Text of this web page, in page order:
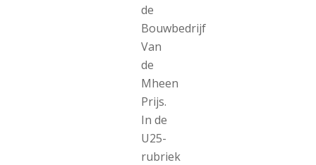
de
Bouwbedrijf
Van
de
Mheen
Prijs.
In de
U25-
rubriek